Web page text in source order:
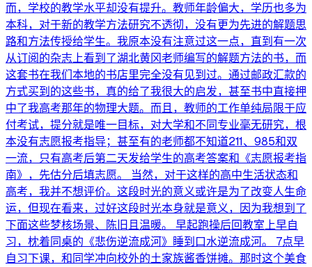
而，学校的教学水平却没有提升。教师年龄偏大，学历也多为
本科，对于新的教学方法研究不透彻，没有更为先进的解题思
路和方法传授给学生。我原本没有注意过这一点，直到有一次
从订阅的杂志上看到了湖北黄冈老师编写的解题方法的书，而
这套书在我们本地的书店里完全没有见到过。通过邮政汇款的
方式买到的这些书，真的给了我很大的启发，甚至书中直接押
中了我高考那年的物理大题。而且，教师的工作单纯局限于应
付考试，提分就是唯一目标，对大学和不同专业毫无研究，根
本没有志愿报考指导；甚至有的老师都不知道211、985和双
一流，只有高考后第二天发给学生的高考答案和《志愿报考指
南》，先估分后填志愿。 当然，对于这样的高中生活状态和
高考，我并不想评价。这段时光的意义或许是为了改变人生命
运，但现在看来，过好这段时光本身就是意义，因为我想到了
下面这些梦核场景、陈旧且温暖。 早起跑操后回教室上早自
习，枕着同桌的《悲伤逆流成河》睡到口水逆流成河。 7点早
自习下课，和同学冲向校外的土家族酱香饼摊。那时这个美食